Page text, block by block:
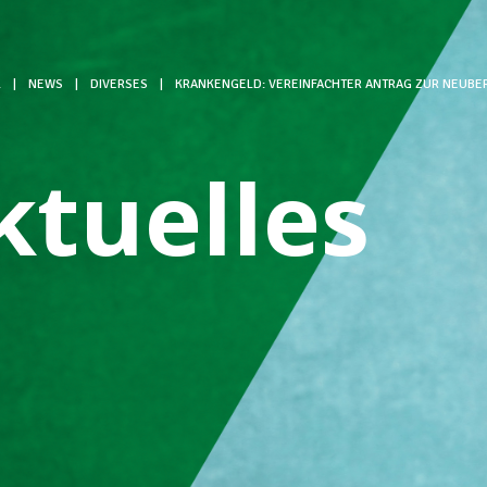
NEWS DIVERSES KRANKENGELD: VEREINFACHTER ANTRAG ZUR